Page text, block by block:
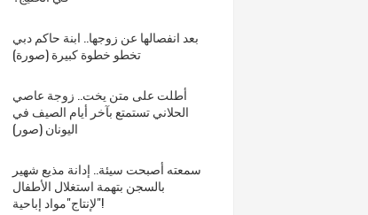
بعد انفصالها عن زوجها.. ابنة حاكم دبي
تخطو خطوة كبيرة (صورة)
أطلت على متن يخت.. زوجة عاصي
الحلاني تستمتع بآخر أيام الصيف في
اليونان (صور)
سمعته أصبحت سيئة.. إدانة مذيع شهير
بالسجن بتهمة استغلال الأطفال
لإنتاج"مواد إباحية"!